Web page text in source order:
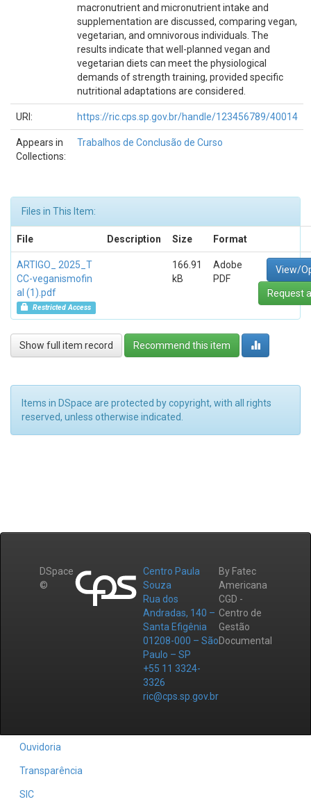
macronutrient and micronutrient intake and
supplementation are discussed, comparing vegan,
vegetarian, and omnivorous individuals. The
results indicate that well-planned vegan and
vegetarian diets can meet the physiological
demands of strength training, provided specific
nutritional adaptations are considered.
URI: https://ric.cps.sp.gov.br/handle/123456789/40014
Appears in
Collections:
Trabalhos de Conclusão de Curso
Files in This Item:
File Description Size Format
ARTIGO_ 2025_T
CC-veganismofin
al (1).pdf
Restricted Access
166.91
kB
Adobe
PDF
View/
Request
Show full item record Recommend this item
Items in DSpace are protected by copyright, with all rights
reserved, unless otherwise indicated.
DSpace
©
Centro Paula
Souza
Rua dos
Andradas, 140 –
Santa Efigênia
01208-000 – São
Paulo – SP
+55 11 3324-
3326
ric@cps.sp.gov.br
By Fatec
Americana
CGD -
Centro de
Gestão
Documental
Ouvidoria
Transparência
SIC